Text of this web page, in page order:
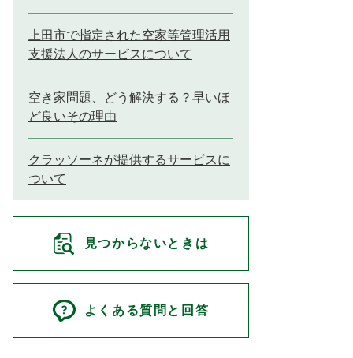
上田市で指定された空家等管理活用
支援法人のサービスについて
空き家問題、どう解決する？早いほ
ど良いその理由
クラッソーネが提供するサービスに
ついて
見つからないときは
よくある質問と回答